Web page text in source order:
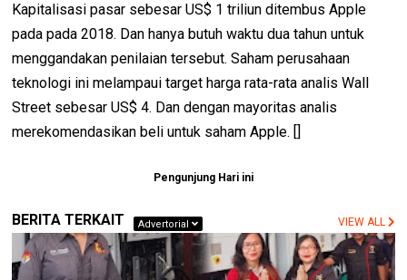
Kapitalisasi pasar sebesar US$ 1 triliun ditembus Apple
pada pada 2018. Dan hanya butuh waktu dua tahun untuk
menggandakan penilaian tersebut. Saham perusahaan
teknologi ini melampaui target harga rata-rata analis Wall
Street sebesar US$ 4. Dan dengan mayoritas analis
merekomendasikan beli untuk saham Apple. []
Pengunjung Hari ini
BERITA TERKAIT Advertorial VIEW ALL